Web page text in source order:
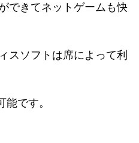
できてネットゲームも快
スソフトは席によって利
です。